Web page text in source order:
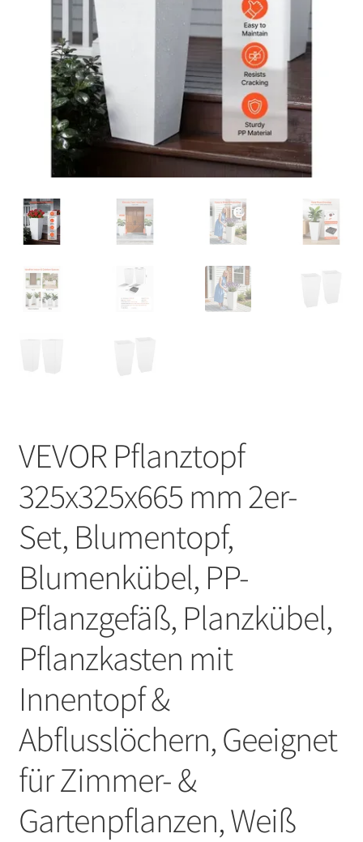
VEVOR Pflanztopf
325x325x665 mm 2er-
Set, Blumentopf,
Blumenkübel, PP-
Pflanzgefäß, Planzkübel,
Pflanzkasten mit
Innentopf &
Abflusslöchern, Geeignet
für Zimmer- &
Gartenpflanzen, Weiß